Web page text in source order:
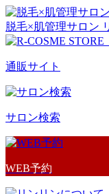
脱毛×肌管理サロン
通販サイト
サロン検索
WEB予約